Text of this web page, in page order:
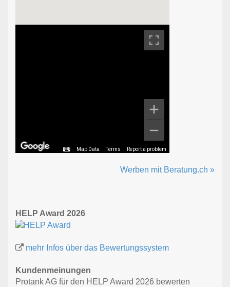
Map Data Terms Report a problem
Werben mit Beratung.ch »
HELP Award 2026
mehr Infos über das Bewertungssystem
Kundenmeinungen
Protank AG für den HELP Award 2026 bewerten